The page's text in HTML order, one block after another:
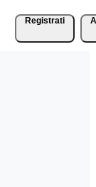
Registrati